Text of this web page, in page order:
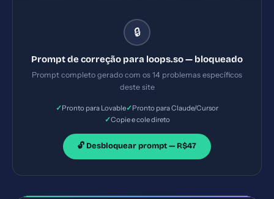
Frame-Options ausente 3) Referrer-Policy ausente
4) Permissions-Policy ausente. Implemente TODAS
necessários e configurações de servidor. Priorize as
correções críticas primeiro.
🔒
Prompt de correção para loops.so — bloqueado
Prompt completo gerado com os 14 problemas específicos
deste site
✓Pronto para Lovable✓Pronto para Claude/Cursor
✓Copie e cole direto
🔓 Desbloquear prompt — R$47